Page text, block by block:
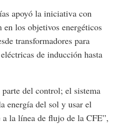
apoyó la iniciativa con
en los objetivos energéticos
transformadores para
de inducción hasta
del control; el sistema
energía del sol y usar el
a la línea de flujo de la CFE”,